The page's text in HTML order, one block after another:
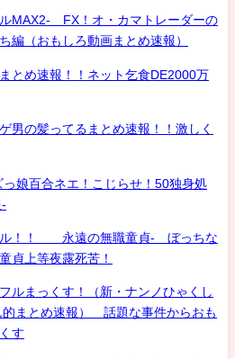
MAX2- FX！オ・カマトレーダーの
（おもしろ動画まとめ速報）
とめ速報！！ネット乞食DE2000万
男の髪ってるまとめ速報！！激しく
娘百合ネエ！こじらせ！50独身処
ル！！ 永遠の無職童貞- ぼっちな
貞上等夜露死苦！
ルまっくす！（新・ナンノひゃくし
的まとめ速報） 話題な事件からおも
す